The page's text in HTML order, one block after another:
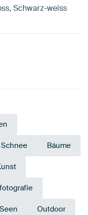
Schwarz-weiss
Schnee Bäume
Seen Outdoor